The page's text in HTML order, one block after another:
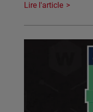
Lire l'article